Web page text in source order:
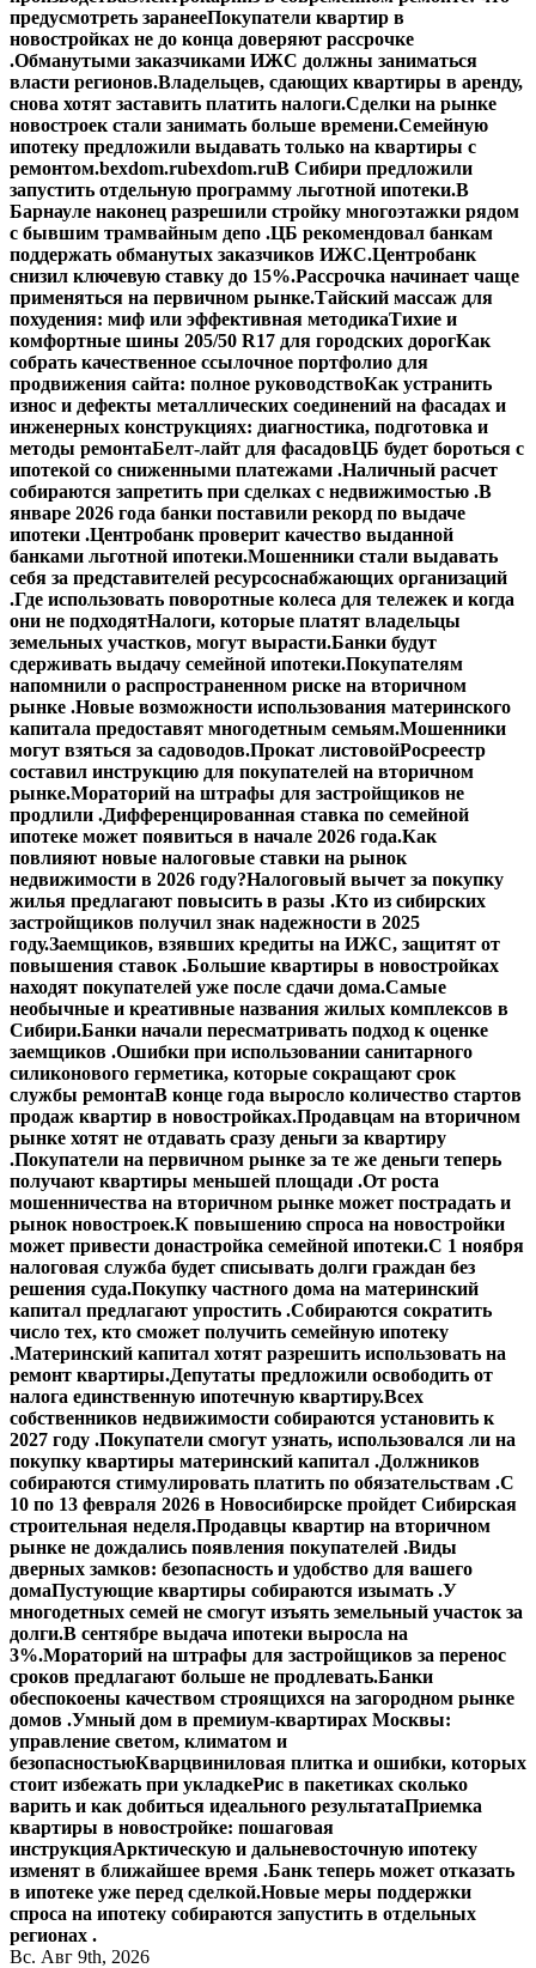
предусмотреть заранееПокупатели квартир в
новостройках не до конца доверяют рассрочке
.Обманутыми заказчиками ИЖС должны заниматься
власти регионов.Владельцев, сдающих квартиры в аренду,
снова хотят заставить платить налоги.Сделки на рынке
новостроек стали занимать больше времени.Семейную
ипотеку предложили выдавать только на квартиры с
ремонтом.bexdom.rubexdom.ruВ Сибири предложили
запустить отдельную программу льготной ипотеки.В
Барнауле наконец разрешили стройку многоэтажки рядом
с бывшим трамвайным депо .ЦБ рекомендовал банкам
поддержать обманутых заказчиков ИЖС.Центробанк
снизил ключевую ставку до 15%.Рассрочка начинает чаще
применяться на первичном рынке.Тайский массаж для
похудения: миф или эффективная методикаТихие и
комфортные шины 205/50 R17 для городских дорогКак
собрать качественное ссылочное портфолио для
продвижения сайта: полное руководствоКак устранить
износ и дефекты металлических соединений на фасадах и
инженерных конструкциях: диагностика, подготовка и
методы ремонтаБелт-лайт для фасадовЦБ будет бороться с
ипотекой со сниженными платежами .Наличный расчет
собираются запретить при сделках с недвижимостью .В
январе 2026 года банки поставили рекорд по выдаче
ипотеки .Центробанк проверит качество выданной
банками льготной ипотеки.Мошенники стали выдавать
себя за представителей ресурсоснабжающих организаций
.Где использовать поворотные колеса для тележек и когда
они не подходятНалоги, которые платят владельцы
земельных участков, могут вырасти.Банки будут
сдерживать выдачу семейной ипотеки.Покупателям
напомнили о распространенном риске на вторичном
рынке .Новые возможности использования материнского
капитала предоставят многодетным семьям.Мошенники
могут взяться за садоводов.Прокат листовойРосреестр
составил инструкцию для покупателей на вторичном
рынке.Мораторий на штрафы для застройщиков не
продлили .Дифференцированная ставка по семейной
ипотеке может появиться в начале 2026 года.Как
повлияют новые налоговые ставки на рынок
недвижимости в 2026 году?Налоговый вычет за покупку
жилья предлагают повысить в разы .Кто из сибирских
застройщиков получил знак надежности в 2025
году.Заемщиков, взявших кредиты на ИЖС, защитят от
повышения ставок .Большие квартиры в новостройках
находят покупателей уже после сдачи дома.Самые
необычные и креативные названия жилых комплексов в
Сибири.Банки начали пересматривать подход к оценке
заемщиков .Ошибки при использовании санитарного
силиконового герметика, которые сокращают срок
службы ремонтаВ конце года выросло количество стартов
продаж квартир в новостройках.Продавцам на вторичном
рынке хотят не отдавать сразу деньги за квартиру
.Покупатели на первичном рынке за те же деньги теперь
получают квартиры меньшей площади .От роста
мошенничества на вторичном рынке может пострадать и
рынок новостроек.К повышению спроса на новостройки
может привести донастройка семейной ипотеки.С 1 ноября
налоговая служба будет списывать долги граждан без
решения суда.Покупку частного дома на материнский
капитал предлагают упростить .Собираются сократить
число тех, кто сможет получить семейную ипотеку
.Материнский капитал хотят разрешить использовать на
ремонт квартиры.Депутаты предложили освободить от
налога единственную ипотечную квартиру.Всех
собственников недвижимости собираются установить к
2027 году .Покупатели смогут узнать, использовался ли на
покупку квартиры материнский капитал .Должников
собираются стимулировать платить по обязательствам .С
10 по 13 февраля 2026 в Новосибирске пройдет Сибирская
строительная неделя.Продавцы квартир на вторичном
рынке не дождались появления покупателей .Виды
дверных замков: безопасность и удобство для вашего
домаПустующие квартиры собираются изымать .У
многодетных семей не смогут изъять земельный участок за
долги.В сентябре выдача ипотеки выросла на
3%.Мораторий на штрафы для застройщиков за перенос
сроков предлагают больше не продлевать.Банки
обеспокоены качеством строящихся на загородном рынке
домов .Умный дом в премиум-квартирах Москвы:
управление светом, климатом и
безопасностьюКварцвиниловая плитка и ошибки, которых
стоит избежать при укладкеРис в пакетиках сколько
варить и как добиться идеального результатаПриемка
квартиры в новостройке: пошаговая
инструкцияАрктическую и дальневосточную ипотеку
изменят в ближайшее время .Банк теперь может отказать
в ипотеке уже перед сделкой.Новые меры поддержки
спроса на ипотеку собираются запустить в отдельных
регионах .
Вс. Авг 9th, 2026